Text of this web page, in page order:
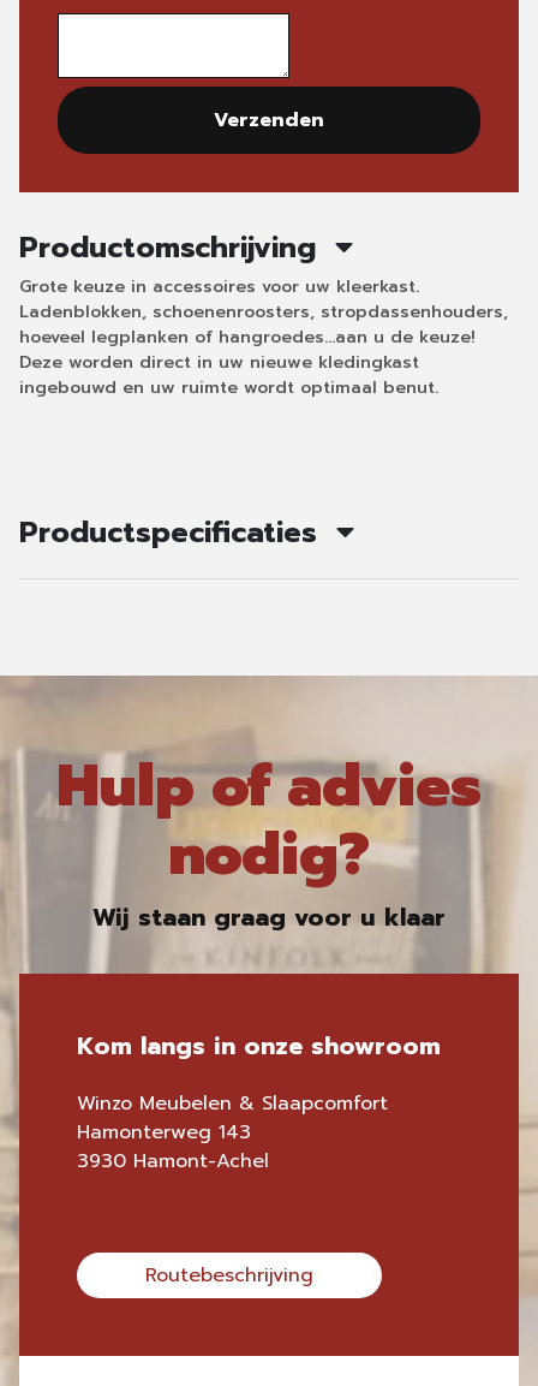
Verzenden
Productomschrijving
Grote keuze in accessoires voor uw kleerkast.
Ladenblokken, schoenenroosters, stropdassenhouders,
hoeveel legplanken of hangroedes...aan u de keuze!
Deze worden direct in uw nieuwe kledingkast
ingebouwd en uw ruimte wordt optimaal benut.
Productspecificaties
Hulp of advies
nodig?
Wij staan graag voor u klaar
Kom langs in onze showroom
Winzo Meubelen & Slaapcomfort
Hamonterweg 143
3930 Hamont-Achel
Routebeschrijving